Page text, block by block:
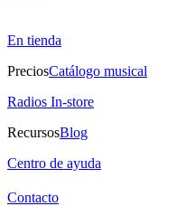
En tienda
PreciosCatálogo musical
Radios In-store
RecursosBlog
Centro de ayuda
Contacto